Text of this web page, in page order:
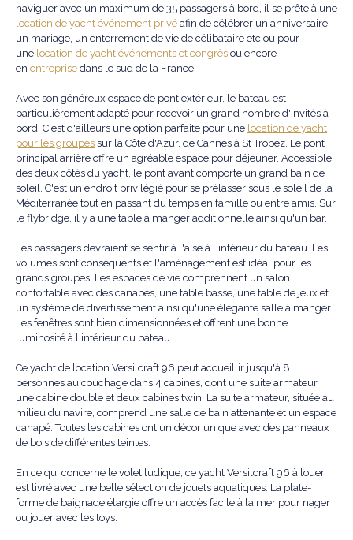
naviguer avec un maximum de 35 passagers à bord, il se prête à une
location de yacht événement privé afin de célébrer un anniversaire,
un mariage, un enterrement de vie de célibataire etc ou pour
une location de yacht événements et congrès ou encore
en entreprise dans le sud de la France.
Avec son généreux espace de pont extérieur, le bateau est
particulièrement adapté pour recevoir un grand nombre d'invités à
bord. C'est d'ailleurs une option parfaite pour une location de yacht
pour les groupes sur la Côte d'Azur, de Cannes à St Tropez. Le pont
principal arrière offre un agréable espace pour déjeuner. Accessible
des deux côtés du yacht, le pont avant comporte un grand bain de
soleil. C'est un endroit privilégié pour se prélasser sous le soleil de la
Méditerranée tout en passant du temps en famille ou entre amis. Sur
le flybridge, il y a une table à manger additionnelle ainsi qu'un bar.
Les passagers devraient se sentir à l'aise à l'intérieur du bateau. Les
volumes sont conséquents et l'aménagement est idéal pour les
grands groupes. Les espaces de vie comprennent un salon
confortable avec des canapés, une table basse, une table de jeux et
un système de divertissement ainsi qu'une élégante salle à manger.
Les fenêtres sont bien dimensionnées et offrent une bonne
luminosité à l'intérieur du bateau.
Ce yacht de location Versilcraft 96 peut accueillir jusqu'à 8
personnes au couchage dans 4 cabines, dont une suite armateur,
une cabine double et deux cabines twin. La suite armateur, située au
milieu du navire, comprend une salle de bain attenante et un espace
canapé. Toutes les cabines ont un décor unique avec des panneaux
de bois de différentes teintes.
En ce qui concerne le volet ludique, ce yacht Versilcraft 96 à louer
est livré avec une belle sélection de jouets aquatiques. La plate-
forme de baignade élargie offre un accès facile à la mer pour nager
ou jouer avec les toys.